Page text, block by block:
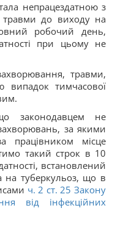
непрацездатною з
до виходу на
робочий день,
при цьому не
травми,
випадок тимчасової
законодавцем не
за якими
працівником місце
такий строк в 10
встановлений
на туберкульоз, що в
ч. 2 ст. 25 Закону
від інфекційних